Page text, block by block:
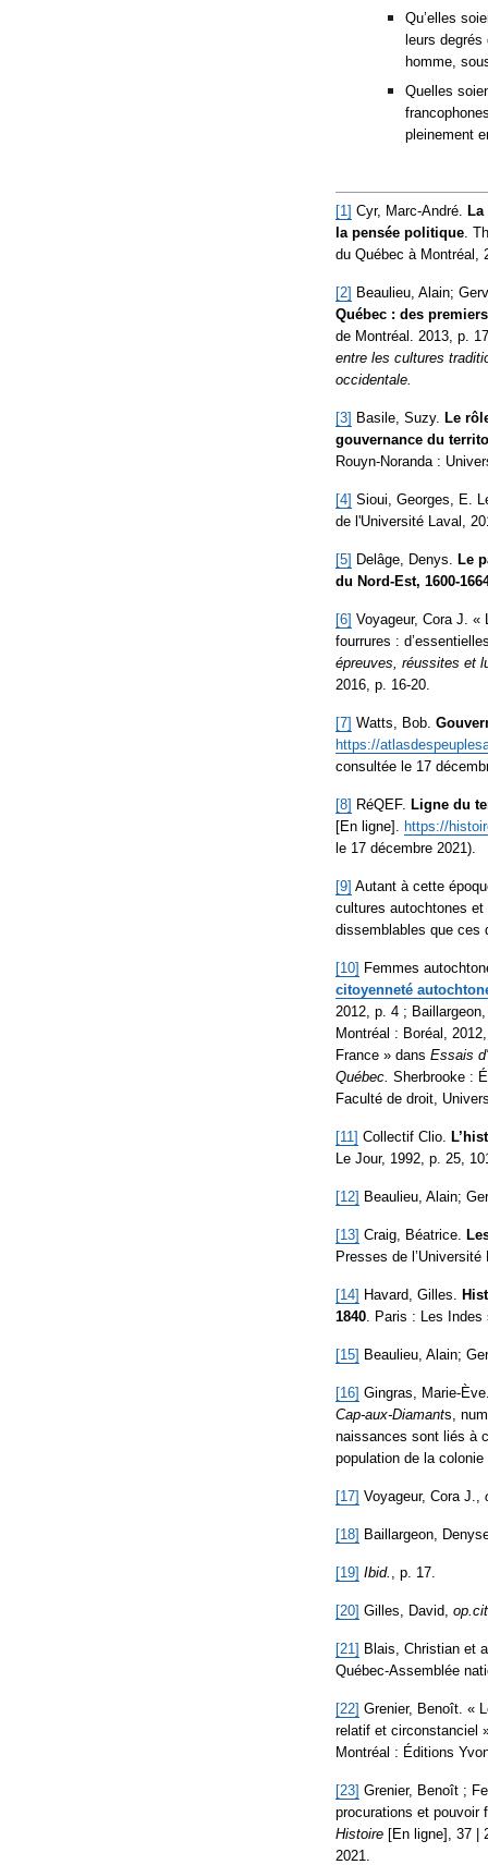
Qu’elles
leurs degrés
homme,
Quelles
pleinement
[1] Cyr, Marc-André.
la pensée politique.
du Québec à Montréal,
[2] Beaulieu, Alain;
Québec : des
de Montréal. 2013, p.
entre les cultures
occidentale.
[3] Basile, Suzy. Le
gouvernance du
Rouyn-Noranda :
[4] Sioui, Georges, E.
de l'Université Laval,
[5] Delâge, Denys.
Le
du Nord-Est, 1600-
[6] Voyageur, Cora J. «
fourrures :
épreuves, réussites et
2016, p. 16-20.
[7] Watts, Bob.
https://
consultée le 17
[8] RéQEF. Ligne du
[En ligne].
https://
le 17 décembre 2021).
[9] Autant à cette
cultures autochtones
dissemblables que ces
[10] Femmes
citoyenneté
2012, p. 4 ;
Montréal : Boréal,
France » dans Essais
Québec. Sherbrooke :
Faculté de droit,
[11] Collectif Clio.
Le Jour, 1992, p. 25,
[12] Beaulieu, Alain;
[13] Craig, Béatrice.
Presses de
[14] Havard, Gilles.
1840. Paris : Les Indes
[15] Beaulieu, Alain;
[16] Gingras, Marie-
Cap-aux-Diamants,
naissances sont liés à
population de la colonie
[17] Voyageur, Cora J.,
[18] Baillargeon,
[19] Ibid. , p. 17.
[20] Gilles, David,
[21] Blais, Christian et
Québec-Assemblée
[22] Grenier, Benoît. «
relatif et circonstanciel
Montréal : Éditions
[23] Grenier, Benoît ;
procurations et
Histoire[En ligne], 37 |
2021.